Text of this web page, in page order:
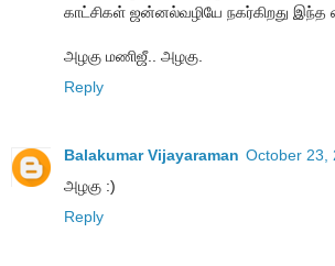
காட்சிகள் ஜன்னல்வழியே நகர்கிறது இந்த
அழகு மணிஜீ.. அழகு.
Reply
Balakumar Vijayaraman October 23,
அழகு :)
Reply